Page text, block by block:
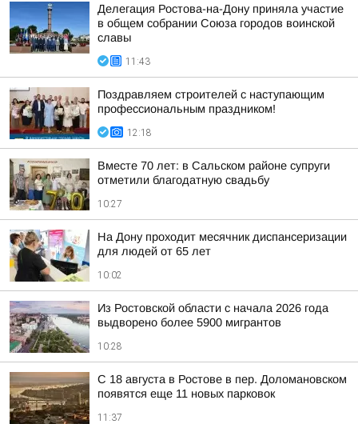
Делегация Ростова-на-Дону приняла участие
в общем собрании Союза городов воинской
славы
11:43
Поздравляем строителей с наступающим
профессиональным праздником!
12:18
Вместе 70 лет: в Сальском районе супруги
отметили благодатную свадьбу
10:27
На Дону проходит месячник диспансеризации
для людей от 65 лет
10:02
Из Ростовской области с начала 2026 года
выдворено более 5900 мигрантов
10:28
С 18 августа в Ростове в пер. Доломановском
появятся еще 11 новых парковок
11:37